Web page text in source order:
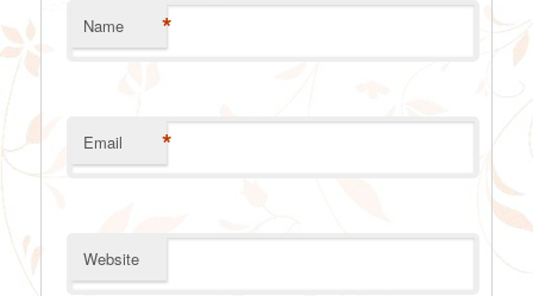
Name *
Email *
Website